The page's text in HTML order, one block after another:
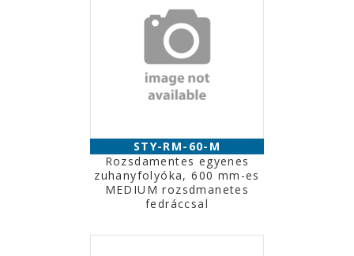
STY-RM-60-M
Rozsdamentes egyenes
zuhanyfolyóka, 600 mm-es
MEDIUM rozsdmanetes
fedráccsal